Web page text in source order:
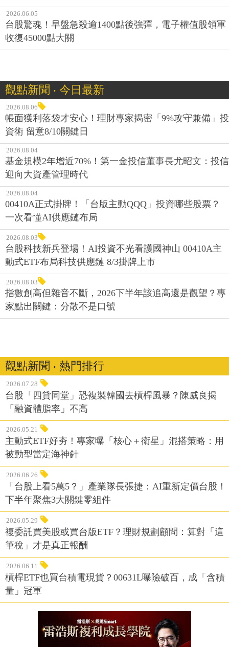
2026.06.05
台股驚魂！早盤急殺逾1400點後強彈，電子權值股領軍
收復45000點大關
觀點新聞 ‧ 今日最新
2026.08.06
帳面獲利落袋才安心！理財專家揭密「9%攻守兼備」投
資術 留意8/10關鍵日
2026.08.04
基金規模2年增近70%！第一金投信董事長尤昭文：投信
迎向大資產管理時代
2026.08.04
00410A正式掛牌！「台版主動QQQ」投資哪些股票？
一次看懂AI供應鏈布局
2026.08.03
台股科技新兵登場！AI投資不光看護國神山 00410A主
動式ETF布局科技供應鏈 8/3掛牌上市
2026.08.03
指數創高但雜音不斷，2026下半年該追高還是觀望？專
家點出關鍵：分散不是口號
觀點新聞 ‧ 熱門排行
2026.07.28
台股「四貸同堂」恐複製韓國去槓桿風暴？陳威良揭
「融資體脂率」不高
2026.05.21
主動式ETF好夯！專家曝「核心＋衛星」混搭策略：用
被動型當定海神針
2026.06.26
「台股上看5萬5？」產業隊長張捷：AI重新定價台股！
下半年聚焦3大關鍵零組件
2026.05.29
複委託買美股或買台版ETF？理財規劃顧問：算對「這
筆稅」才是真正報酬
2026.06.11
槓桿ETF也買台積電現貨？00631L曝險破百，成「含積
量」冠軍